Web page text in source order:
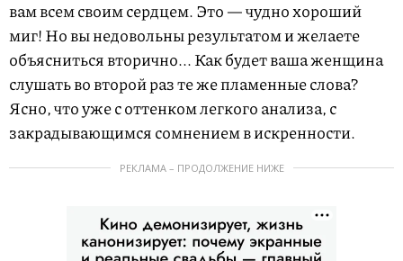
вам всем своим сердцем. Это — чудно хороший
миг! Но вы недовольны результатом и желаете
объясниться вторично... Как будет ваша женщина
слушать во второй раз те же пламенные слова?
Ясно, что уже с оттенком легкого анализа, с
закрадывающимся сомнением в искренности.
РЕКЛАМА – ПРОДОЛЖЕНИЕ НИЖЕ